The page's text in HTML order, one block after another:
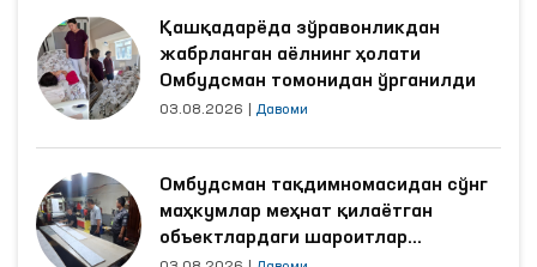
Қашқадарёда зўравонликдан
жабрланган аёлнинг ҳолати
Омбудсман томонидан ўрганилди
03.08.2026 Давоми
Омбудсман тақдимномасидан сўнг
маҳкумлар меҳнат қилаётган
объектлардаги шароитлар